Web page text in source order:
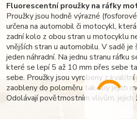
Fluorescentní proužky na ráfky
Proužky jsou hodně výrazné
určena na automobil či motocykl,
zadní kolo z obou stran u motocyklu
vnějších stran u automobilu. V sadě
jeden náhradní. Na jednu stranu ráfku
které se lepí 5 až 10 mm přes sebe
sebe. Proužky jsou vyrobeny z
zaobleny do poloměru tak aby jejich
Odolávají povětrnostním vlivům,